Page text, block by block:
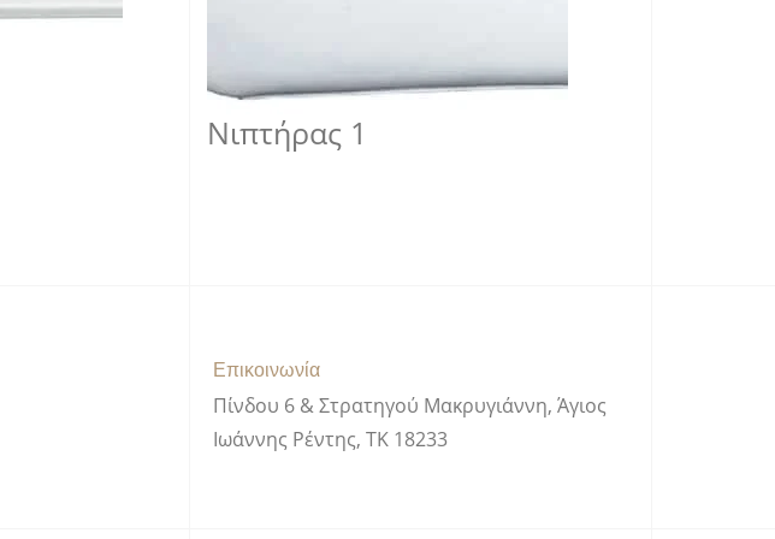
Νιπτήρας 1
Επικοινωνία
Πίνδου 6 & Στρατηγού Μακρυγιάννη, Άγιος
Ιωάννης Ρέντης, ΤΚ 18233